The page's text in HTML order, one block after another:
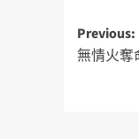
Previous:
無情火奪